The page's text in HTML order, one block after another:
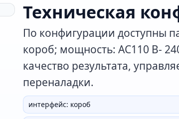
Техническая
По конфигурации доступны
короб; мощность: AC110 В-
качество результата,
переналадки.
интерфейс: короб